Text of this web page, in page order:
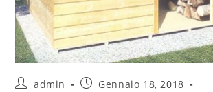
admin
Gennaio 18, 2018